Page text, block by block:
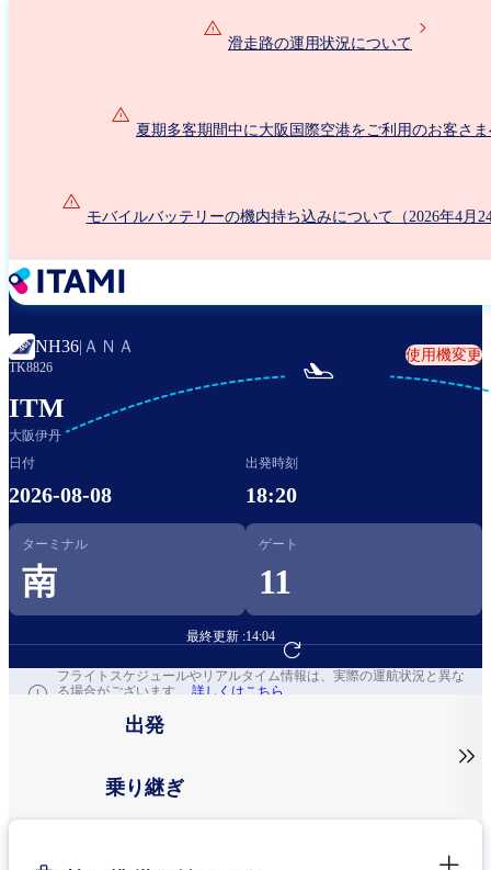
滑走路の運用状況について
夏期多客期間中に大阪国際空港をご利用のお客さ
モバイルバッテリーの機内持ち込みについて（2026年4月
NH36| ＡＮＡ
TK8826
使用機変更
ITM
大阪伊丹

日付
2026-08-08
出発時刻
18:20
ターミナル
南
ゲート
11
最終更新 :14:04
フライト予約へ
フライトスケジュールやリアルタイム情報は、実際の運航状況と異な
る場合がございます。 詳しくはこちら
出発
乗り継ぎ
